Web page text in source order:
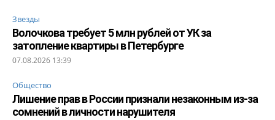
Звезды
Волочкова требует 5 млн рублей от УК за
затопление квартиры в Петербурге
07.08.2026 13:39
Общество
Лишение прав в России признали незаконным из-за
сомнений в личности нарушителя